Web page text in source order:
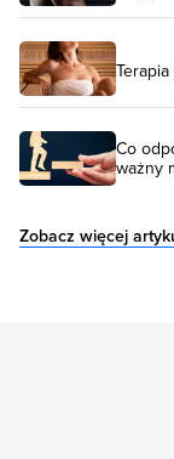
Co
ważny
Zobacz więcej